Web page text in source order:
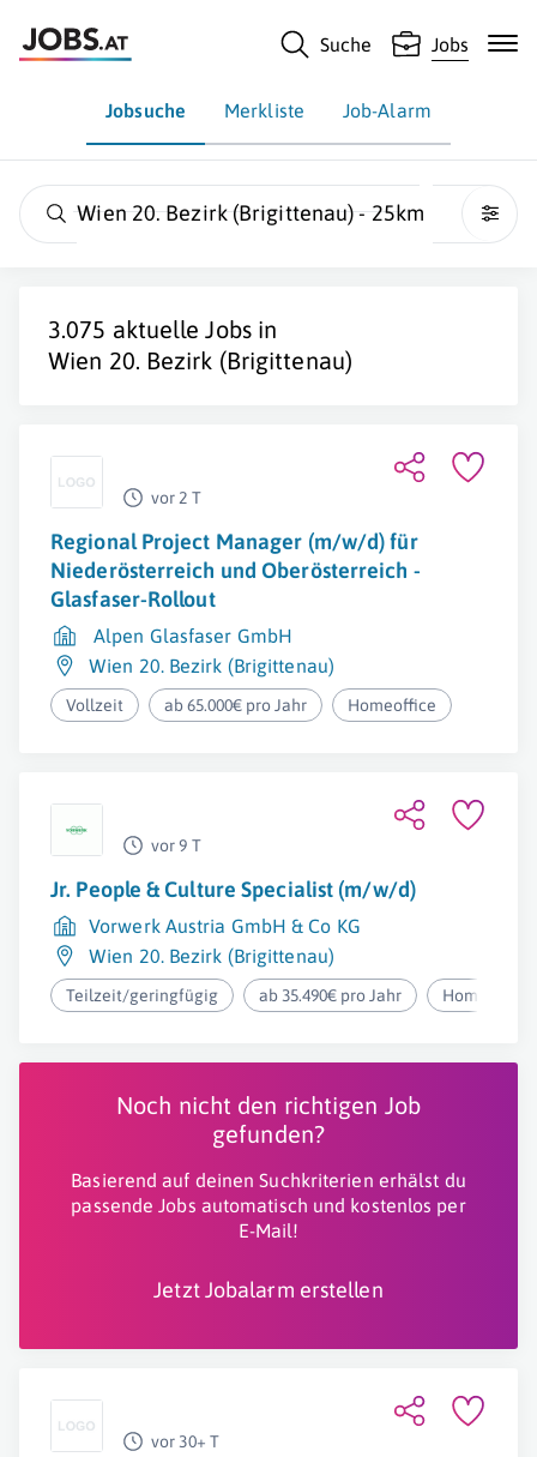
Suche Jobs
Jobsuche Merkliste Job-Alarm
Wien 20. Bezirk (Brigittenau) - 25km
3.075 aktuelle Jobs in
Wien 20. Bezirk (Brigittenau)
vor 2 T
Regional Project Manager (m/w/d) für
Niederösterreich und Oberösterreich -
Glasfaser-Rollout
Alpen Glasfaser GmbH
Wien 20. Bezirk (Brigittenau)
Vollzeit ab 65.000€ pro Jahr Homeoffice
vor 9 T
Jr. People & Culture Specialist (m/w/d)
Vorwerk Austria GmbH & Co KG
Wien 20. Bezirk (Brigittenau)
Teilzeit/geringfügig ab 35.490€ pro Jahr Homeoffice
Noch nicht den richtigen Job
gefunden?
Basierend auf deinen Suchkriterien erhälst du
passende Jobs automatisch und kostenlos per
E-Mail!
Jetzt Jobalarm erstellen
vor 30+ T